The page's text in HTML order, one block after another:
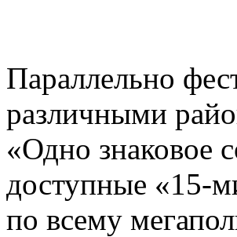
Параллельно
различными
«Одно знаковое
доступные «15-
по всему